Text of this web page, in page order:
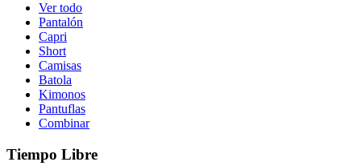
Ver todo
Pantalón
Capri
Short
Camisas
Batola
Kimonos
Pantuflas
Combinar
Tiempo Libre